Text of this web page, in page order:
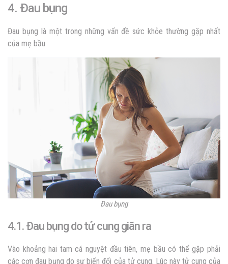
4. Đau bụng
Đau bụng là một trong những vấn đề sức khỏe thường gặp nhất
của mẹ bầu
Đau bụng
4.1. Đau bụng do tử cung giãn ra
Vào khoảng hai tam cá nguyệt đầu tiên, mẹ bầu có thể gặp phải
các cơn đau bụng do sự biến đổi của tử cung. Lúc này tử cung của